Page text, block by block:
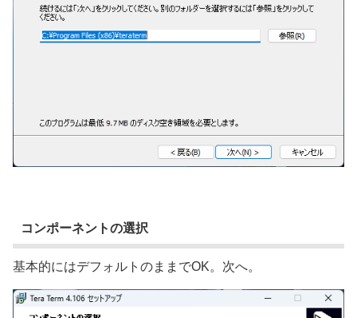
コンポーネントの選択
基本的にはデフォルトのままでOK。次へ。